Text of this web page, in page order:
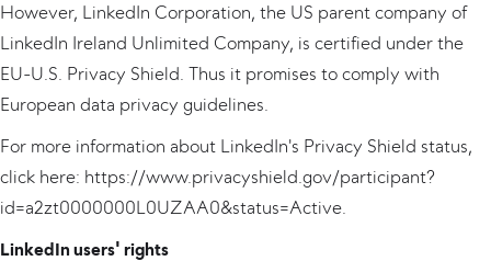
However, LinkedIn Corporation, the US parent company of
LinkedIn Ireland Unlimited Company, is certified under the
EU-U.S. Privacy Shield. Thus it promises to comply with
European data privacy guidelines.
For more information about LinkedIn's Privacy Shield status,
click here: https://www.privacyshield.gov/participant?
id=a2zt0000000L0UZAA0&status=Active.
LinkedIn users' rights